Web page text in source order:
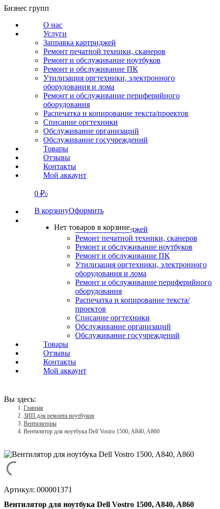
Перейти
содержанию
Бизнес групп
О нас
Услуги
Заправка картриджей
Ремонт печатной техники, сканеров
Ремонт и обслуживание ноутбуков
Ремонт и обслуживание ПК
Утилизация оргтехники, электронного
оборудования и лома
Ремонт и обслуживание периферийного
оборудования
Распечатка и копирование текста/проектов
Списание оргтехники
Обслуживание организаций
Обслуживание госучреждений
Товары
Отзывы
Контакты
Мой аккаунт
0 ₽0
В корзинуОформить
Нет товаров в корзине.
СВЯЗАТЬСЯ
О нас
Заправка картриджей
Ремонт печатной техники, сканеров
Ремонт и обслуживание ноутбуков
Ремонт и обслуживание ПК
Утилизация оргтехники, электронного
оборудования и лома
Ремонт и обслуживание периферийного
оборудования
Распечатка и копирование текста/
проектов
Списание оргтехники
Обслуживание организаций
Обслуживание госучреждений
Товары
Отзывы
Контакты
Мой аккаунт
Вы здесь:
Главная
ЗИП для ремонта ноутбуков
Вентиляторы
Вентилятор для ноутбука Dell Vostro 1500, A840, A860
Артикул: 000001371
Вентилятор для ноутбука Dell Vostro 1500, A840, A860